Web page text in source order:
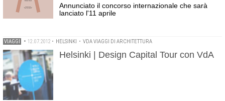
Annunciato il concorso internazionale che sarà
lanciato l'11 aprile
VIAGGI • 12.07.2012 • HELSINKI • VDA VIAGGI DI ARCHITETTURA
Helsinki | Design Capital Tour con VdA